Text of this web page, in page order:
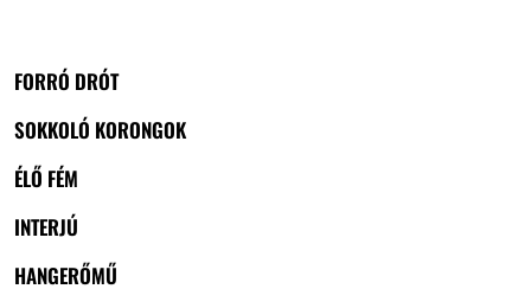
FORRÓ DRÓT
SOKKOLÓ KORONGOK
ÉLŐ FÉM
INTERJÚ
HANGERŐMŰ